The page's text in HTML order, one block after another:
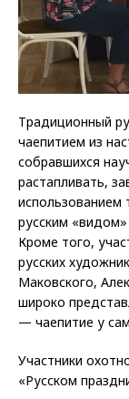
Традиционный
чаепитием из
собравшихся
растапливать,
использованием
русским
Кроме того,
русских
Маковского,
широко
— чаепитие у
Участники
«Русском